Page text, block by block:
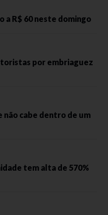
a R$ 60 neste domingo
por embriaguez
não cabe dentro de um
tem alta de 570%